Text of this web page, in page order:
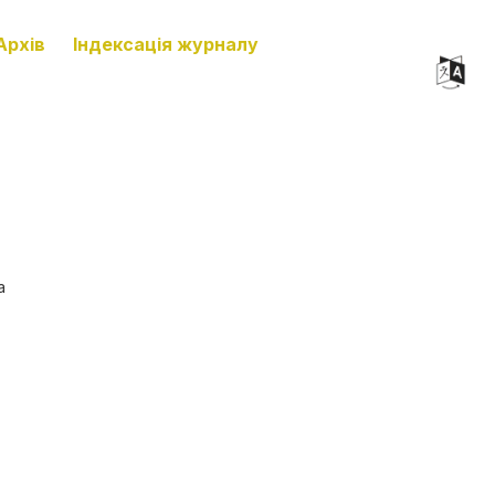
Індексація журналу